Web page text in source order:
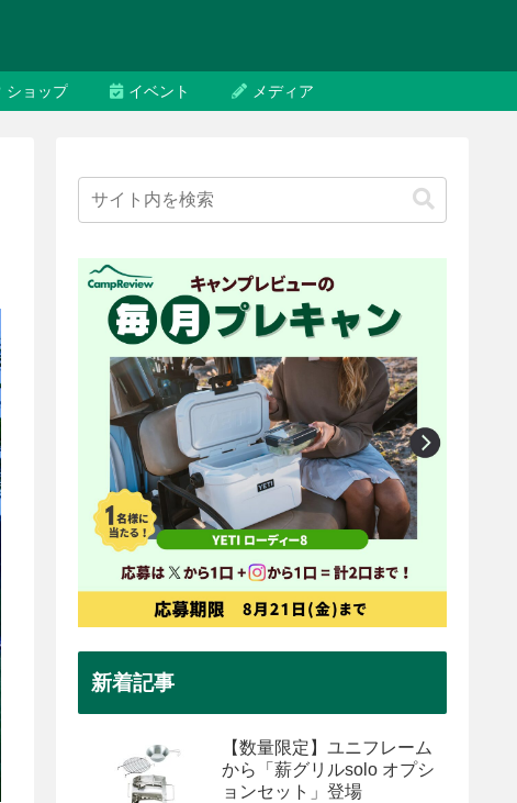
ショップ イベント メディア
新着記事
【数量限定】ユニフレーム
から「薪グリルsolo オプシ
ョンセット」登場